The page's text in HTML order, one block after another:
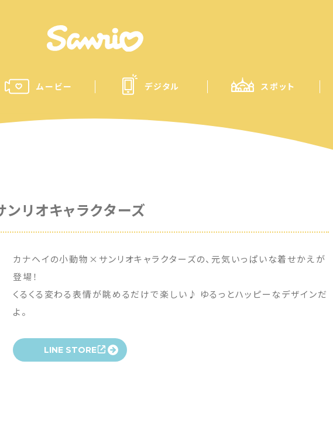
ムービー デジタル スポット
リオキャラクターズ
カナヘイの小動物×サンリオキャラクターズの、元気いっぱいな着せかえが
登場！
くるくる変わる表情が眺めるだけで楽しい♪ ゆるっとハッピーなデザインだ
よ。
LINE STORE